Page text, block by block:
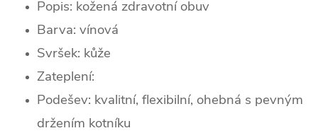
Popis: kožená zdravotní obuv
Barva: vínová
Svršek: kůže
Zateplení:
Podešev: kvalitní, flexibilní, ohebná s pevným
držením kotníku